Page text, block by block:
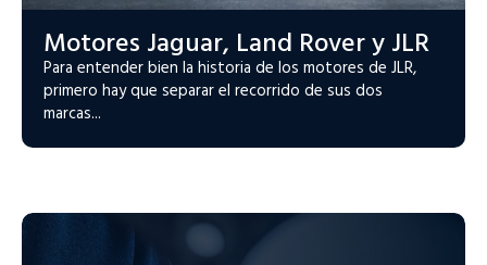
Motores Jaguar, Land Rover y JLR
Para entender bien la historia de los motores de JLR,
primero hay que separar el recorrido de sus dos
marcas...